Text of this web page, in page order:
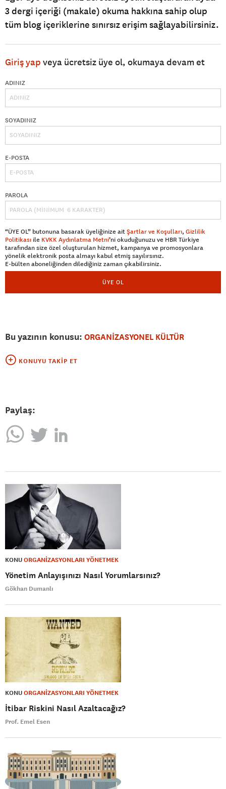
3 dergi içeriği (makale) okuma hakkına sahip olup
tüm blog içeriklerine sınırsız erişim sağlayabilirsiniz.
Giriş yap veya ücretsiz üye ol, okumaya devam et
ADINIZ
SOYADINIZ
E-POSTA
PAROLA
“ÜYE OL” butonuna basarak üyeliğinize aitŞartlar ve Koşulları, Gizlilik
Politikası ile KVKK Aydınlatma Metni’ni okuduğunuzu ve HBR Türkiye
tarafından size özel oluşturulan hizmet, kampanya ve promosyonlara
yönelik elektronik posta almayı kabul etmiş sayılırsınız.
E-bülten aboneliğinden dilediğiniz zaman çıkabilirsiniz.
ÜYE OL
Bu yazının konusu: ORGANİZASYONEL KÜLTÜR
KONUYU TAKIP ET
Paylaş:
KONUORGANİZASYONLARI YÖNETMEK
Yönetim Anlayışınızı Nasıl Yorumlarsınız?
Gökhan Dumanlı
KONUORGANİZASYONLARI YÖNETMEK
İtibar Riskini Nasıl Azaltacağız?
Prof. Emel Esen